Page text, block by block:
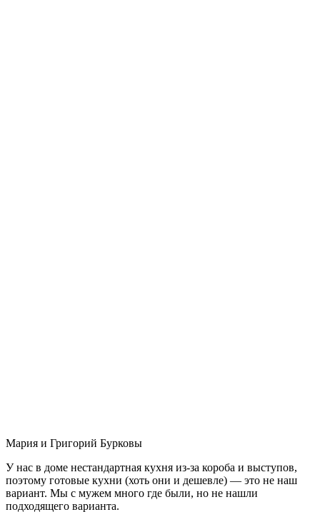
Мария и Григорий Бурковы
У нас в доме нестандартная кухня из-за короба и выступов,
поэтому готовые кухни (хоть они и дешевле) — это не наш
вариант. Мы с мужем много где были, но не нашли
подходящего варианта.